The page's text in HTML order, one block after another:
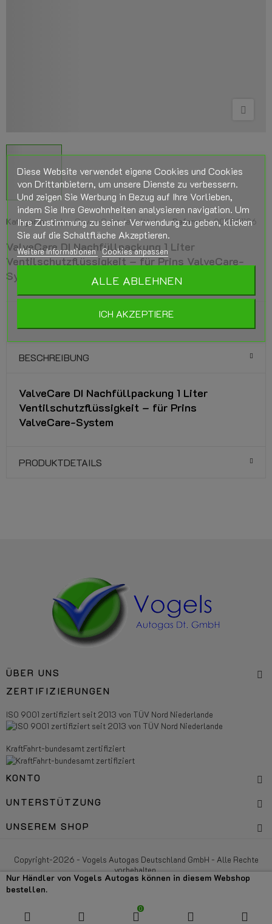
Nur Händler von Vogels Autogas können in diesem Webshop
bestellen.
0
Kategorie: Valve Saver-Schmiermittel Referenz: 909501126
ValveCare DI Nachfüllpackung 1 Liter
Ventilschutzflüssigkeit – für Prins ValveCare-
System
BESCHREIBUNG
ValveCare DI Nachfüllpackung 1 Liter
Ventilschutzflüssigkeit – für Prins
ValveCare-System
PRODUKTDETAILS
ÜBER UNS
ZERTIFIZIERUNGEN
ISO 9001 zertifiziert seit 2013 von TÜV Nord Niederlande
KraftFahrt-bundesamt zertifiziert
KONTO
UNTERSTÜTZUNG
UNSEREM SHOP
Diese Website verwendet eigene Cookies und Cookies
von Drittanbietern, um unsere Dienste zu verbessern.
Und zeigen Sie Werbung in Bezug auf Ihre Vorlieben,
indem Sie Ihre Gewohnheiten analysieren navigation. Um
Ihre Zustimmung zu seiner Verwendung zu geben, klicken
Sie auf die Schaltfläche Akzeptieren.
Weitere Informationen Cookies anpassen
ALLE ABLEHNEN
ICH AKZEPTIERE
Copyright-2026 - Vogels Autogas Deutschland GmbH - Alle Rechte
vorbehalten.